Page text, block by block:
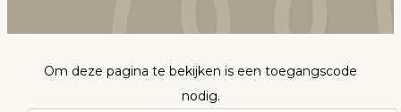
Om deze pagina te bekijken is een toegangscode
nodig.